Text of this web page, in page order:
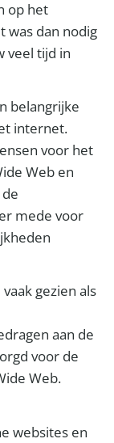
op het
was dan nodig
veel tijd in
belangrijke
internet.
voor het
Web en
mede voor
gezien als
aan de
voor de
Web.
websites en